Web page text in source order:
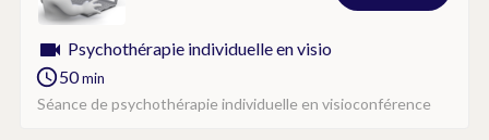
Psychothérapie individuelle en visio
50min
Séance de psychothérapie individuelle en visioconférence